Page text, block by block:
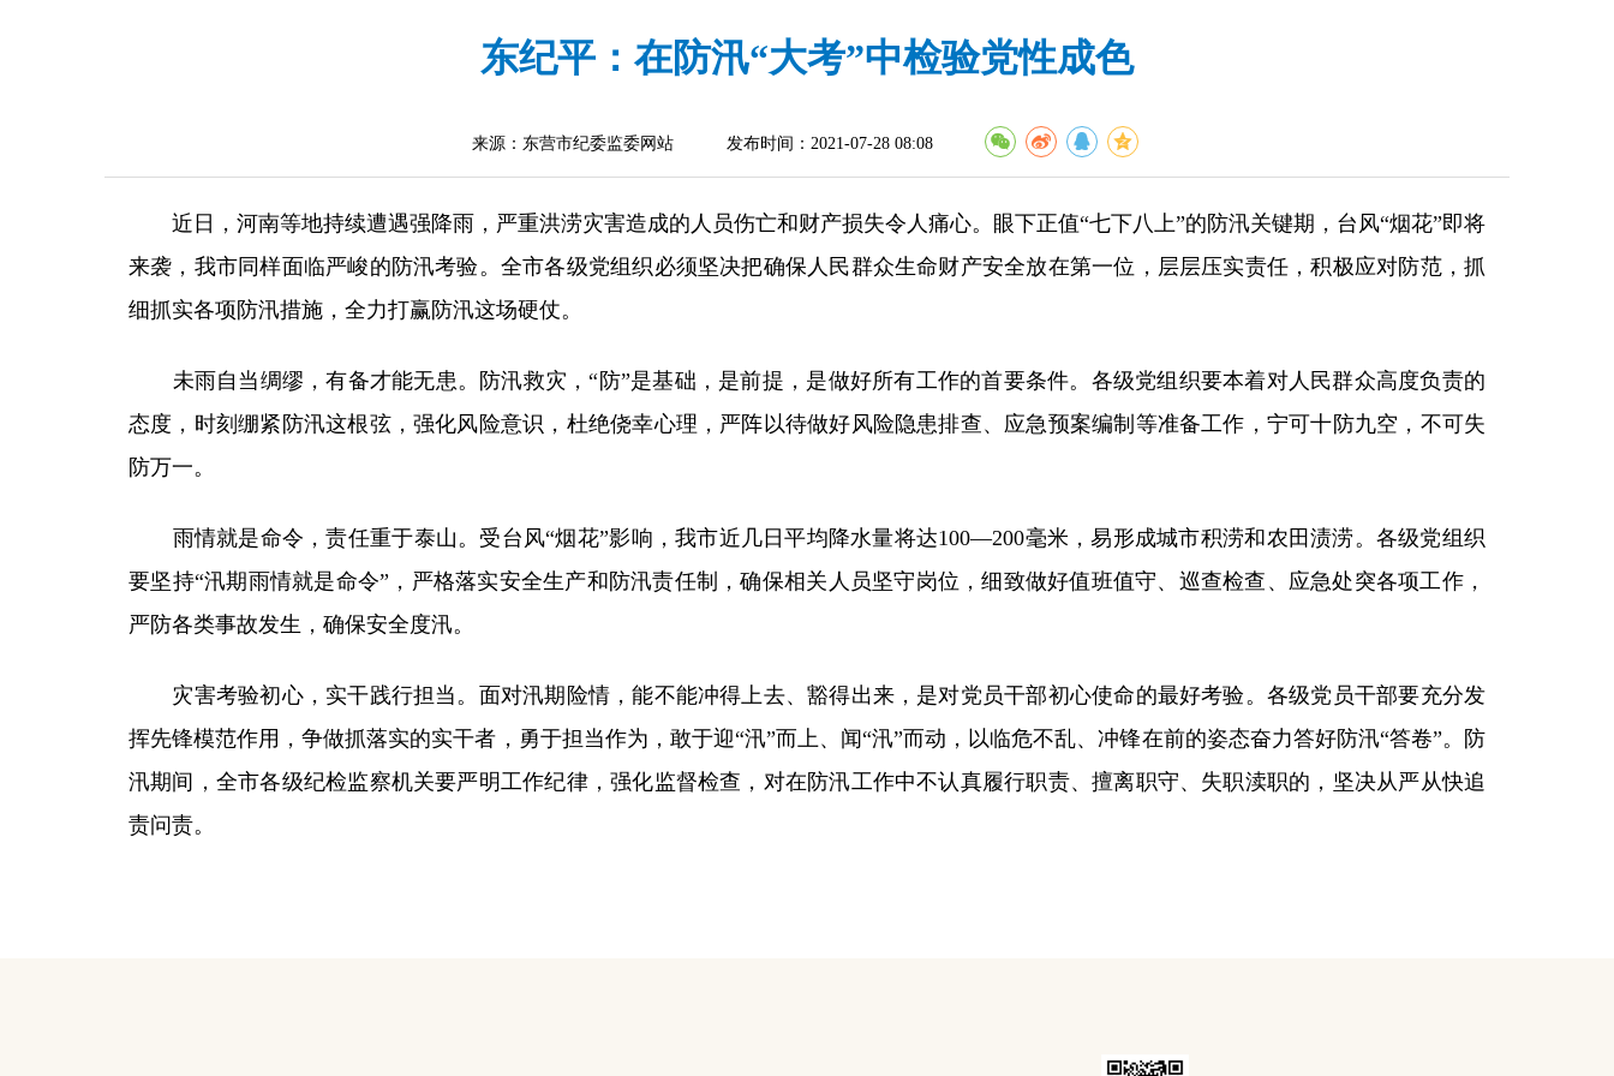
东纪平：在防汛“大考”中检验党性成色
来源：东营市纪委监委网站 发布时间：2021-07-28 08:08
近日，河南等地持续遭遇强降雨，严重洪涝灾害造成的人员伤亡和财产损失令人痛心。眼下正值“七下八上”的防汛关键期，台风“烟花”即将
来袭，我市同样面临严峻的防汛考验。全市各级党组织必须坚决把确保人民群众生命财产安全放在第一位，层层压实责任，积极应对防范，抓
细抓实各项防汛措施，全力打赢防汛这场硬仗。
未雨自当绸缪，有备才能无患。防汛救灾，“防”是基础，是前提，是做好所有工作的首要条件。各级党组织要本着对人民群众高度负责的
态度，时刻绷紧防汛这根弦，强化风险意识，杜绝侥幸心理，严阵以待做好风险隐患排查、应急预案编制等准备工作，宁可十防九空，不可失
防万一。
雨情就是命令，责任重于泰山。受台风“烟花”影响，我市近几日平均降水量将达100—200毫米，易形成城市积涝和农田渍涝。各级党组织
要坚持“汛期雨情就是命令”，严格落实安全生产和防汛责任制，确保相关人员坚守岗位，细致做好值班值守、巡查检查、应急处突各项工作，
严防各类事故发生，确保安全度汛。
灾害考验初心，实干践行担当。面对汛期险情，能不能冲得上去、豁得出来，是对党员干部初心使命的最好考验。各级党员干部要充分发
挥先锋模范作用，争做抓落实的实干者，勇于担当作为，敢于迎“汛”而上、闻“汛”而动，以临危不乱、冲锋在前的姿态奋力答好防汛“答卷”。防
汛期间，全市各级纪检监察机关要严明工作纪律，强化监督检查，对在防汛工作中不认真履行职责、擅离职守、失职渎职的，坚决从严从快追
责问责。